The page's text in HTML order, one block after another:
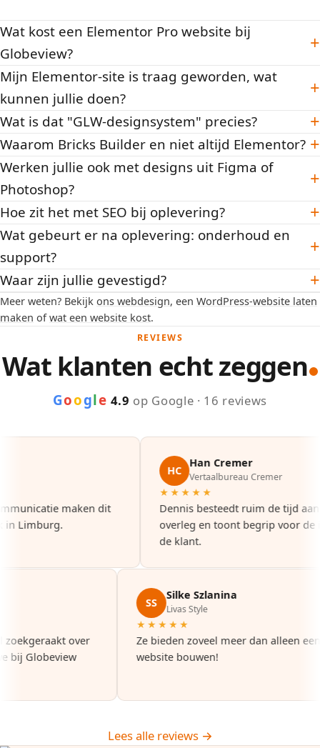
Wat kost een Elementor Pro website bij
Globeview?
+
Mijn Elementor-site is traag geworden, wat
kunnen jullie doen?
+
Wat is dat "GLW-designsystem" precies? +
Waarom Bricks Builder en niet altijd Elementor? +
Werken jullie ook met designs uit Figma of
Photoshop?
+
Hoe zit het met SEO bij oplevering? +
Wat gebeurt er na oplevering: onderhoud en
support?
+
Waar zijn jullie gevestigd? +
Meer weten? Bekijk ons webdesign, een WordPress-website laten
maken ofwat een website kost.
REVIEWS
Wat klanten echt zeggen
Google 4.9 op Google · 16 reviews
maken dit
HC
Han Cremer
Vertaalbureau Cremer
★★★★★
Dennis besteedt ruim de tijd aan
overleg en toont begrip voor de
de klant.
tel zoekgeraakt over
we bij Globeview
SS
Silke Szlanina
Livas Style
★★★★★
Ze bieden zoveel meer dan
website bouwen!
Lees alle reviews →